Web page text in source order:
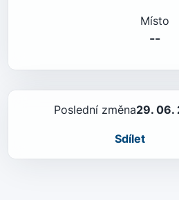
Místo
--
Poslední změna29. 06.
Sdílet